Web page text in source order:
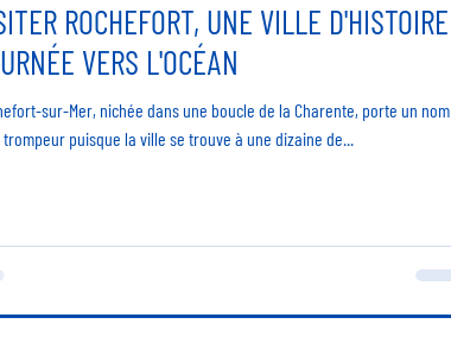
ROCHEFORT, UNE VILLE D'HISTOIRE
VERS L'OCÉAN
sur-Mer, nichée dans une boucle de la Charente, porte un nom
trompeur puisque la ville se trouve à une dizaine de...